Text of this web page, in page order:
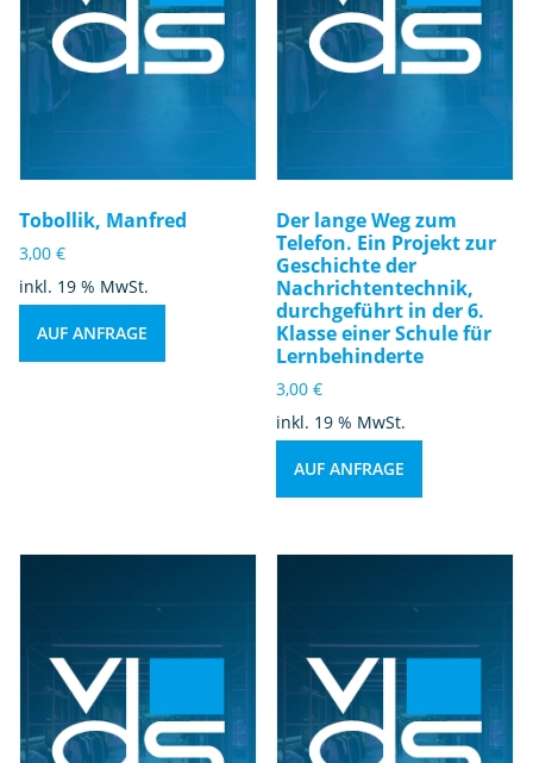
Tobollik, Manfred
3,00 €
inkl. 19 % MwSt.
AUF ANFRAGE
Der lange Weg zum
Telefon. Ein Projekt zur
Geschichte der
Nachrichtentechnik,
durchgeführt in der 6.
Klasse einer Schule für
Lernbehinderte
3,00€
inkl. 19 % MwSt.
AUF ANFRAGE